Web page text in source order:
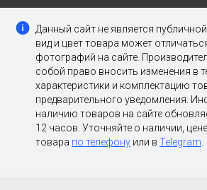
Данный сайт не является
вид и цвет товара может
фотографий на сайте.
собой право вносить изменения в
характеристики и комплектацию
предварительного уведомления.
наличию товаров на сайте
12 часов. Уточняйте о наличии,
товара по телефону или в Telegram